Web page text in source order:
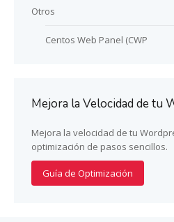
Otros
Centos Web Panel (CWP
Mejora la Velocidad de tu
Mejora la velocidad de tu
optimización de pasos sencillos.
Guía de Optimización